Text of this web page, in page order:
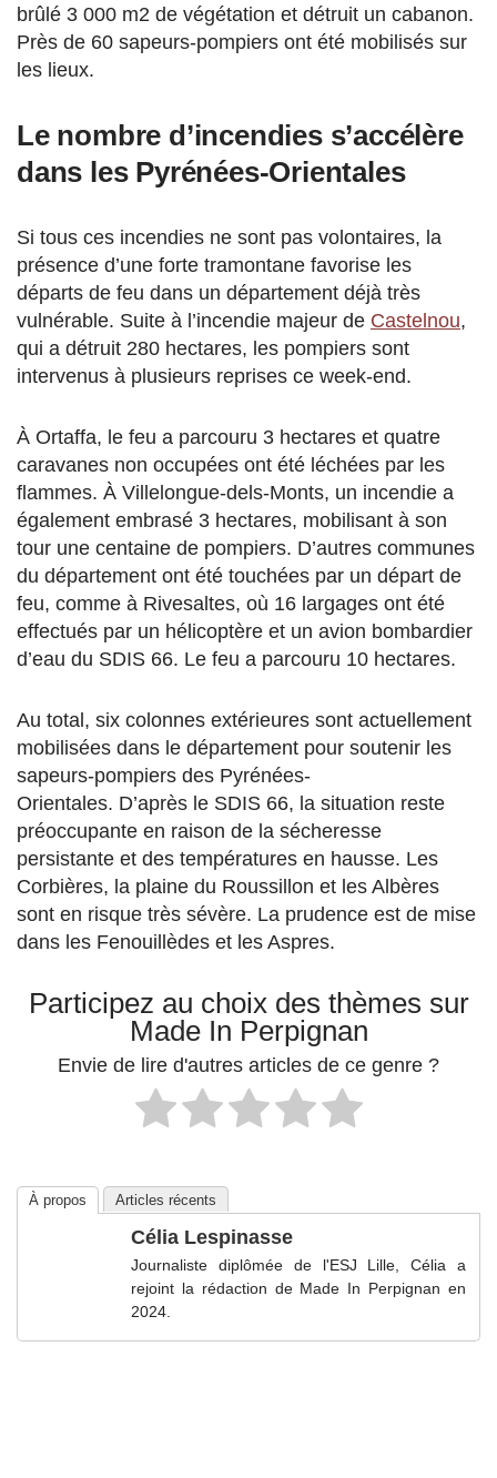
brûlé 3 000 m2 de végétation et détruit un cabanon.
Près de 60 sapeurs-pompiers ont été mobilisés sur
les lieux.
Le nombre d’incendies s’accélère
dans les Pyrénées-Orientales
Si tous ces incendies ne sont pas volontaires, la
présence d’une forte tramontane favorise les
départs de feu dans un département déjà très
vulnérable. Suite à l’incendie majeur de Castelnou,
qui a détruit 280 hectares, les pompiers sont
intervenus à plusieurs reprises ce week-end.
À Ortaffa, le feu a parcouru 3 hectares et quatre
caravanes non occupées ont été léchées par les
flammes. À Villelongue-dels-Monts, un incendie a
également embrasé 3 hectares, mobilisant à son
tour une centaine de pompiers. D’autres communes
du département ont été touchées par un départ de
feu, comme à Rivesaltes, où 16 largages ont été
effectués par un hélicoptère et un avion bombardier
d’eau du SDIS 66. Le feu a parcouru 10 hectares.
Au total, six colonnes extérieures sont actuellement
mobilisées dans le département pour soutenir les
sapeurs-pompiers des Pyrénées-
Orientales. D’après le SDIS 66, la situation reste
préoccupante en raison de la sécheresse
persistante et des températures en hausse. Les
Corbières, la plaine du Roussillon et les Albères
sont en risque très sévère. La prudence est de mise
dans les Fenouillèdes et les Aspres.
Participez au choix des thèmes sur
Made In Perpignan
Envie de lire d'autres articles de ce genre ?
À propos Articles récents
Célia Lespinasse
Journaliste diplômée de l'ESJ Lille, Célia a
rejoint la rédaction de Made In Perpignan en
2024.